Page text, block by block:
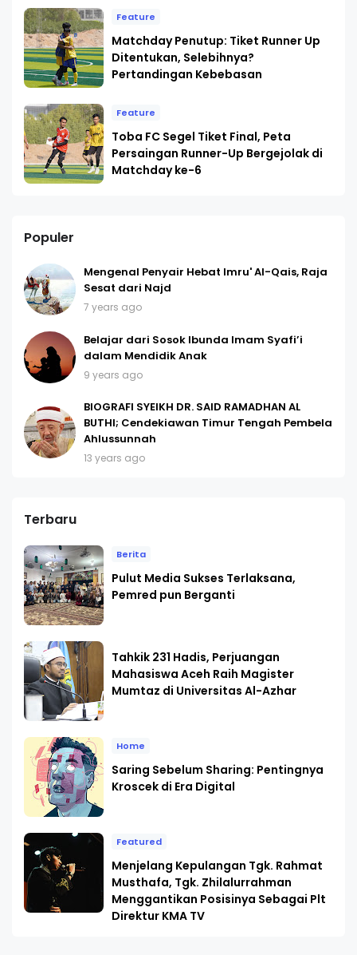
Feature
Matchday Penutup: Tiket Runner Up
Ditentukan, Selebihnya?
Pertandingan Kebebasan
Feature
Toba FC Segel Tiket Final, Peta
Persaingan Runner-Up Bergejolak di
Matchday ke-6
Populer
Mengenal Penyair Hebat Imru' Al-Qais, Raja
Sesat dari Najd
7 years ago
Belajar dari Sosok Ibunda Imam Syafi’i
dalam Mendidik Anak
9 years ago
BIOGRAFI SYEIKH DR. SAID RAMADHAN AL
BUTHI; Cendekiawan Timur Tengah Pembela
Ahlussunnah
13 years ago
Terbaru
Berita
Pulut Media Sukses Terlaksana,
Pemred pun Berganti
Tahkik 231 Hadis, Perjuangan
Mahasiswa Aceh Raih Magister
Mumtaz di Universitas Al-Azhar
Home
Saring Sebelum Sharing: Pentingnya
Kroscek di Era Digital
Featured
Menjelang Kepulangan Tgk. Rahmat
Musthafa, Tgk. Zhilalurrahman
Menggantikan Posisinya Sebagai Plt
Direktur KMA TV